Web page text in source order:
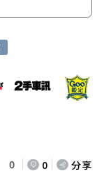
0 0 分享